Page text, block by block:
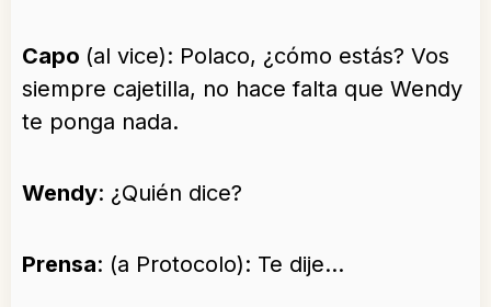
Capo (al vice): Polaco, ¿cómo estás? Vos
siempre cajetilla, no hace falta que Wendy
te ponga nada.
Wendy: ¿Quién dice?
Prensa: (a Protocolo): Te dije…